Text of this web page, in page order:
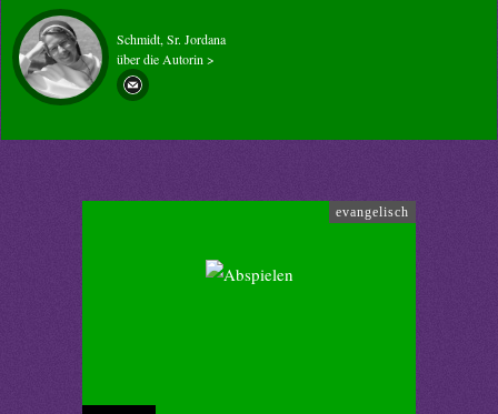
Schmidt, Sr. Jordana
über die Autorin >
evangelisch